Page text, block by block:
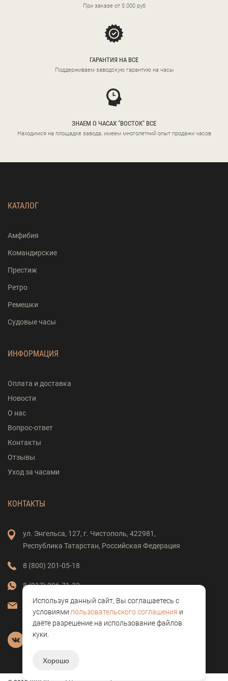
При заказе от 5 000 руб
ГАРАНТИЯ НА ВСЕ
Поддерживаем заводскую гарантию на часы
ЗНАЕМ О ЧАСАХ "ВОСТОК" ВСЕ
Находимся на площадке завода, имеем многолетний опыт продажи часов
КАТАЛОГ
Амфибия
Командирские
Престиж
Ретро
Ремешки
Судовые часы
ИНФОРМАЦИЯ
Оплата и доставка
Новости
О нас
Вопрос-ответ
Контакты
Отзывы
Уход за часами
КОНТАКТЫ
ул. Энгельса, 127, г. Чистополь, 422981,
Республика Татарстан, Российская Федерация
8 (800) 201-05-18
8 (917) 396-71-33
vostok-clock@mail.ru
Используя данный сайт, Вы соглашаетесь с
условиями пользовательского соглашения и
даёте разрешение на использование файлов
куки.
Хорошо